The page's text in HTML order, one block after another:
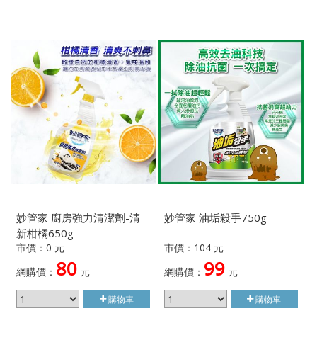
妙管家 廚房強力清潔劑-清
新柑橘650g
市價：0 元
網購價： 80 元
購物車
妙管家 油垢殺手750g
市價：104 元
網購價： 99元
購物車